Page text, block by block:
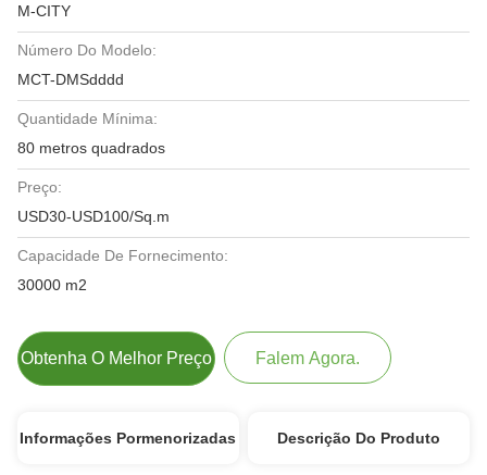
M-CITY
Número Do Modelo:
MCT-DMSdddd
Quantidade Mínima:
80 metros quadrados
Preço:
USD30-USD100/Sq.m
Capacidade De Fornecimento:
30000 m2
Obtenha O Melhor Preço Falem Agora.
Informações Pormenorizadas Descrição Do Produto